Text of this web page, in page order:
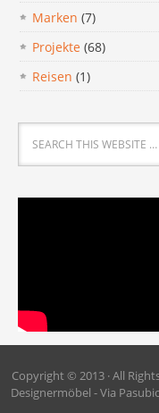
Marken (7)
Projekte (68)
Reisen (1)
Copyright © 2013 · All
Designermöbel - Via